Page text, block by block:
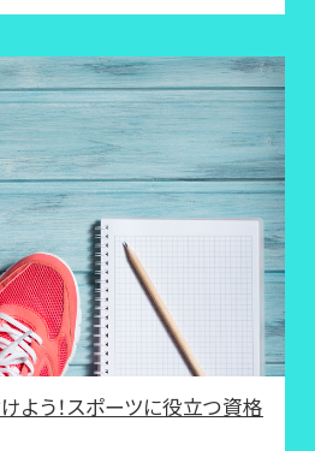
よう！スポーツに役立つ資格